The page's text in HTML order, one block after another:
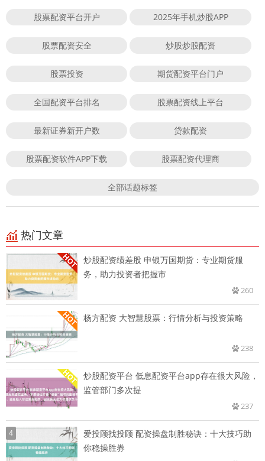
股票配资平台开户 2025年手机炒股APP
股票配资安全 炒股炒股配资
股票投资 期货配资平台门户
全国配资平台排名 股票配资线上平台
最新证券新开户数 贷款配资
股票配资软件APP下载 股票配资代理商
全部话题标签
热门文章
炒股配资绩差股 申银万国期货：专业期货服
务，助力投资者把握市
260
杨方配资 大智慧股票：行情分析与投资策略
238
炒股配资平台 低息配资平台app存在很大风险，
监管部门多次提
237
4
爱投顾找投顾 配资操盘制胜秘诀：十大技巧助
你稳操胜券